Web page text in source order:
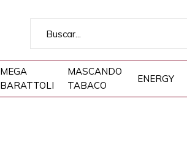
MEGA
BARATTOLI
MASCANDO
TABACO
ENERGY